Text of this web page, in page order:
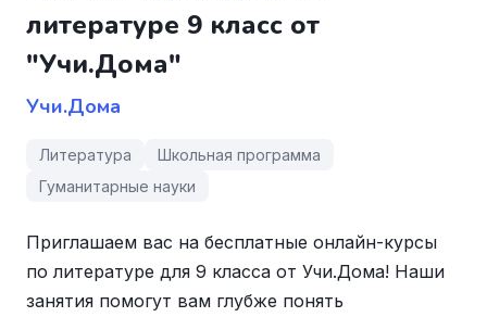
литературе 9 класс от
"Учи.Дома"
Учи.Дома
Литература
Школьная программа
Гуманитарные науки
Приглашаем вас на бесплатные онлайн-курсы
по литературе для 9 класса от Учи.Дома! Наши
занятия помогут вам глубже понять